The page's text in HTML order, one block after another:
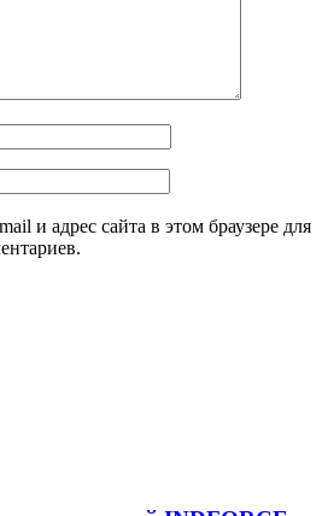
и адрес сайта в этом браузере для